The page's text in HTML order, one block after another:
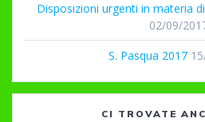
Disposizioni urgenti in materia
02/09/
S. Pasqua 2017
CI TROVATE